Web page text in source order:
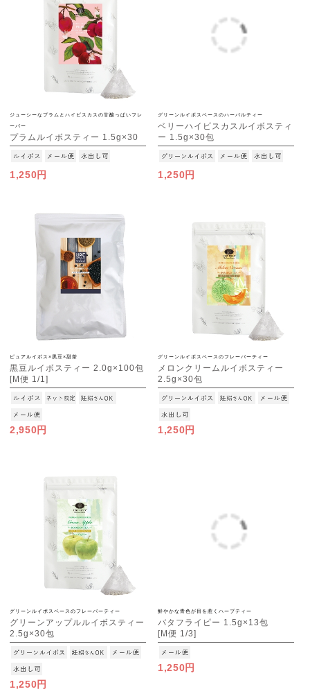
ジューシーなプラムとハイビスカスの甘酸っぱいフレ
ーバー
プラムルイボスティー 1.5g×30
包
[M便 1/3]
1,250円
グリーンルイボスベースのハーバルティー
ベリーハイビスカスルイボスティ
ー 1.5g×30包
[M便 1/3]
1,250円
ピュアルイボス×黒豆×甜茶
黒豆ルイボスティー 2.0g×100包
[M便 1/1]
2,950円
グリーンルイボスベースのフレーバーティー
メロンクリームルイボスティー
2.5g×30包
[M便 1/3]
1,250円
グリーンルイボスベースのフレーバーティー
グリーンアップルルイボスティー
2.5g×30包
[M便 1/3]
1,250円
鮮やかな青色が目を惹くハーブティー
バタフライピー 1.5g×13包
[M便 1/3]
1,250円